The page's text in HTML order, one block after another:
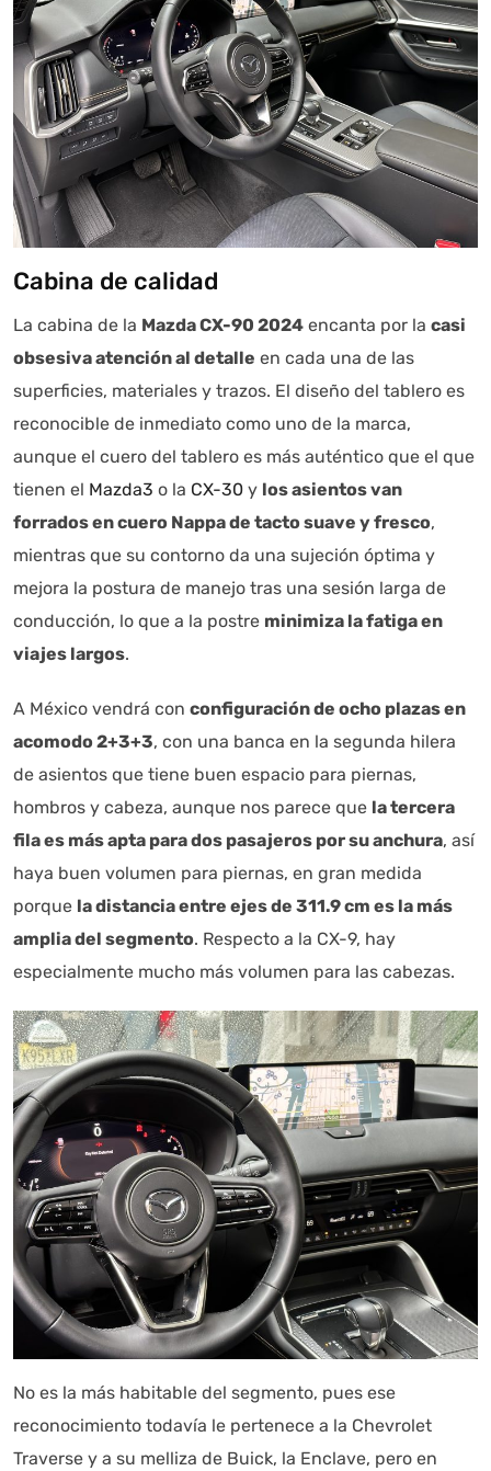
Cabina de calidad
La cabina de la Mazda CX-90 2024 encanta por la casi
obsesiva atención al detalle en cada una de las
superficies, materiales y trazos. El diseño del tablero es
reconocible de inmediato como uno de la marca,
aunque el cuero del tablero es más auténtico que el que
tienen el Mazda3 o la CX-30 y los asientos van
forrados en cuero Nappa de tacto suave y fresco,
mientras que su contorno da una sujeción óptima y
mejora la postura de manejo tras una sesión larga de
conducción, lo que a la postre minimiza la fatiga en
viajes largos.
A México vendrá con configuración de ocho plazas en
acomodo 2+3+3, con una banca en la segunda hilera
de asientos que tiene buen espacio para piernas,
hombros y cabeza, aunque nos parece que la tercera
fila es más apta para dos pasajeros por su anchura, así
haya buen volumen para piernas, en gran medida
porque la distancia entre ejes de 311.9 cm es la más
amplia del segmento. Respecto a la CX-9, hay
especialmente mucho más volumen para las cabezas.
No es la más habitable del segmento, pues ese
reconocimiento todavía le pertenece a la Chevrolet
Traverse y a su melliza de Buick, la Enclave, pero en